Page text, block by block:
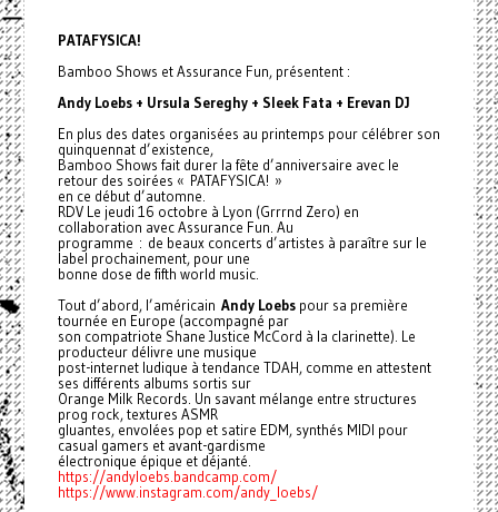
PATAFYSICA!
Bamboo Shows et Assurance Fun, présentent :
Andy Loebs + Ursula Sereghy + Sleek Fata + Erevan DJ
En plus des dates organisées au printemps pour célébrer son
quinquennat d’existence,
Bamboo Shows fait durer la fête d’anniversaire avec le
retour des soirées « PATAFYSICA! »
en ce début d’automne.
RDV Le jeudi 16 octobre à Lyon (Grrrnd Zero) en
collaboration avec Assurance Fun. Au
programme : de beaux concerts d’artistes à paraître sur le
label prochainement, pour une
bonne dose de fifth world music.
Tout d’abord, l’américain Andy Loebspour sa première
tournée en Europe (accompagné par
son compatriote Shane Justice McCord à la clarinette). Le
producteur délivre une musique
post-internet ludique à tendance TDAH, comme en attestent
ses différents albums sortis sur
Orange Milk Records. Un savant mélange entre structures
prog rock, textures ASMR
gluantes, envolées pop et satire EDM, synthés MIDI pour
casual gamers et avant-gardisme
électronique épique et déjanté.
https://andyloebs.bandcamp.com/
https://www.instagram.com/andy_loebs/